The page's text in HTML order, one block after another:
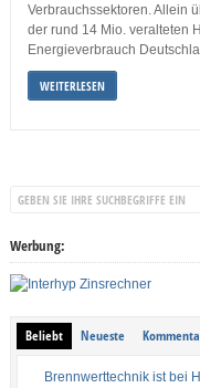
Verbrauchssektoren. Allein
der rund 14 Mio. veralteten
Energieverbrauch
WEITERLESEN
Werbung:
Beliebt Neueste
Brennwerttechnik ist bei